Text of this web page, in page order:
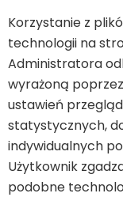
Korzystanie z
technologii na
Administratora
wyrażoną
ustawień
statystycznych,
indywidualnych
Użytkownik
podobne